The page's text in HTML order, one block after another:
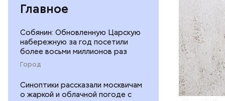
Главное
Собянин: Обновленную Царскую
набережную за год посетили
более восьми миллионов раз
Город
Синоптики рассказали москвичам
о жаркой и облачной погоде с
кожи;
— В